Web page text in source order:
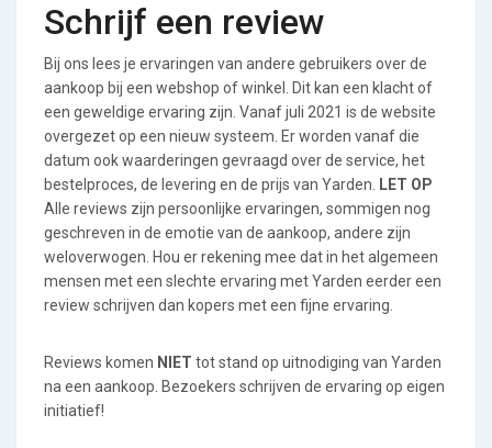
Schrijf een review
Bij ons lees je ervaringen van andere gebruikers over de
aankoop bij een webshop of winkel. Dit kan een klacht of
een geweldige ervaring zijn. Vanaf juli 2021 is de website
overgezet op een nieuw systeem. Er worden vanaf die
datum ook waarderingen gevraagd over de service, het
bestelproces, de levering en de prijs van Yarden.
LET OP
Alle reviews zijn persoonlijke ervaringen, sommigen nog
geschreven in de emotie van de aankoop, andere zijn
weloverwogen. Hou er rekening mee dat in het algemeen
mensen met een slechte ervaring met Yarden eerder een
review schrijven dan kopers met een fijne ervaring.
Reviews komen NIET tot stand op uitnodiging van Yarden
na een aankoop. Bezoekers schrijven de ervaring op eigen
initiatief!